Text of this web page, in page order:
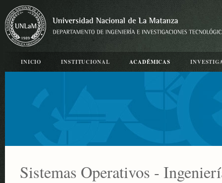
INICIO INSTITUCIONAL ACADÉMICAS
Sistemas Operativos -